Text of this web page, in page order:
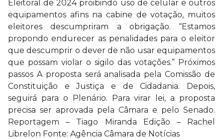
Eleitoral de 2024 proibindo uso de celular e outros
equipamentos afins na cabine de votação, muitos
eleitores descumpriram a obrigação. “Estamos
propondo endurecer as penalidades para o eleitor
que descumprir o dever de não usar equipamentos
que possam violar o sigilo das votações.” Próximos
passos A proposta será analisada pela Comissão de
Constituição e Justiça e de Cidadania. Depois,
seguirá para o Plenário. Para virar lei, a proposta
precisa ser aprovada pela Câmara e pelo Senado.
Reportagem – Tiago Miranda Edição – Rachel
Librelon Fonte: Agência Câmara de Notícias